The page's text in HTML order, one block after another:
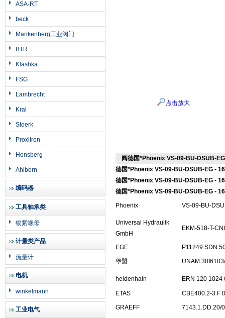
ASA-RT
beck
Mankenberg工业阀门
BTR
Klashka
FSG
Lambrecht
Kral
Stoerk
Proxitron
Honsberg
Ahlborn
编码器
工具轴承类
锁紧螺母
计量类产品
流量计
电机
winkelmann
工业电气
点击放大
阀德国*Phoenix VS-09-BU-DSUB-
德国*Phoenix VS-09-BU-DSUB-EG -
德国*Phoenix VS-09-BU-DSUB-EG -
德国*Phoenix VS-09-BU-DSUB-EG -
Phoenix
VS-09-BU-
Universal Hydraulik
GmbH
EKM-518-T-
EGE
P11249 SDN
堡盟
UNAM
heidenhain ERN 120 1024
ETAS
CBE400.2-3 F
GRAEFF
7143.1.DD.20/